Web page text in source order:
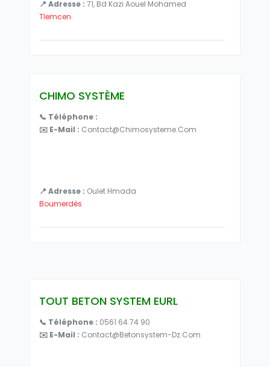
📍 Adresse : 71, Bd Kazi Aouel Mohamed
Tlemcen
CHIMO SYSTÈME
📞 Téléphone :
✉️ E-Mail : Contact@chimosysteme.com
📍 Adresse : Oulet Hmada
Boumerdès
TOUT BETON SYSTEM EURL
📞 Téléphone : 0561 64 74 90
✉️ E-Mail : Contact@betonsystem-Dz.com